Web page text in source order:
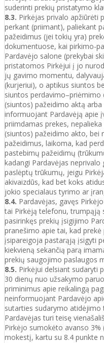
suderinti prekių pristatymo
8.3. Pirkėjas privalo apžiūrėti
perkant (priimant), paliekant
pažeidimus (jei tokių yra)
dokumentuose, kai pirkimo-
Pardavėjo salone (prekybai
pristatomos Pirkėjui į jo
jų gavimo momentu,
(kurjeriui), o aptikus siuntos
siuntos
(siuntos) pažeidimo aktą
informuojant Pardavėją apie
priimdamas prekes,
(siuntos) pažeidimo akto, bei
pažeidimus, laikoma, kad
pastebimų pažeidimų
kadangi Pardavėjas
paslėptų trūkumų, jeigu
akivaizdūs, kad bet koks
jokio specialaus tyrimo ar
8.4. Pardavėjas, gavęs
tai Pirkėją telefonu, trumpąją
pasirinkęs prekių įsigijimo
pranešimo apie tai, kad
įsipareigoja pastarąją įsigyti
kiekvieną sekančią parą
prekių saugojimo paslaugos
8.5. Pirkėjui delsiant sudaryti
30 dienų nuo užsakymo
priminimus apie reikalingą
neinformuojant Pardavėjo
sutarties sudarymo
Pardavėjas turi teisę
Pirkėjo sumokėto avanso 3%
mokestį, kartu su 8.4 punkte